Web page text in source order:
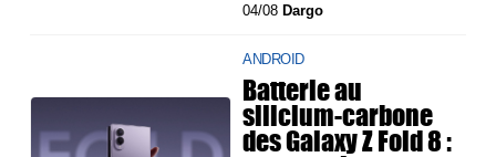
04/08 Dargo
ANDROID
Batterie au
silicium-carbone
des Galaxy Z Fold 8 :